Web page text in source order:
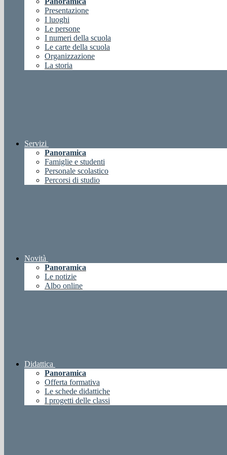
Presentazione
I luoghi
Le persone
I numeri della scuola
Le carte della scuola
Organizzazione
La storia
Servizi
Panoramica
Famiglie e studenti
Personale scolastico
Percorsi di studio
Novità
Panoramica
Le notizie
Albo online
Didattica
Panoramica
Offerta formativa
Le schede didattiche
I progetti delle classi